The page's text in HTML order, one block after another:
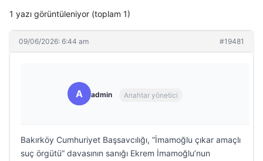
1 yazı görüntüleniyor (toplam 1)
09/06/2026: 6:44 am #19481
A admin Anahtar yönetici
Bakırköy Cumhuriyet Başsavcılığı, “İmamoğlu çıkar amaçlı
suç örgütü” davasının sanığı Ekrem İmamoğlu’nun